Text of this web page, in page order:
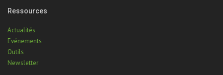
Ressources
Actualités
Evénements
Outils
Newsletter